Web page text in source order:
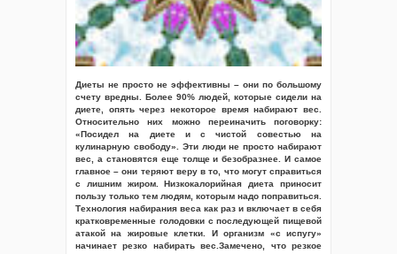
Диеты не просто не эффективны – они по большому
счету вредны. Более 90% людей, которые сидели на
диете, опять через некоторое время набирают вес.
Относительно них можно переиначить поговорку:
«Посидел на диете и с чистой совестью на
кулинарную свободу». Эти люди не просто набирают
вес, а становятся еще толще и безобразнее. И самое
главное – они теряют веру в то, что могут справиться
с лишним жиром. Низкокалорийная диета приносит
пользу только тем людям, которым надо поправиться.
Технология набирания веса как раз и включает в себя
кратковременные голодовки с последующей пищевой
атакой на жировые клетки. И организм «с испугу»
начинает резко набирать вес.Замечено, что резкое